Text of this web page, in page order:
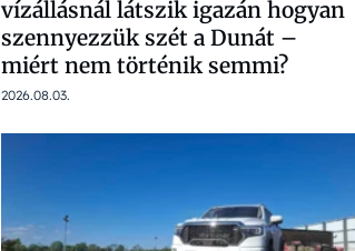
vízállásnál látszik igazán hogyan
szennyezzük szét a Dunát –
miért nem történik semmi?
2026.08.03.